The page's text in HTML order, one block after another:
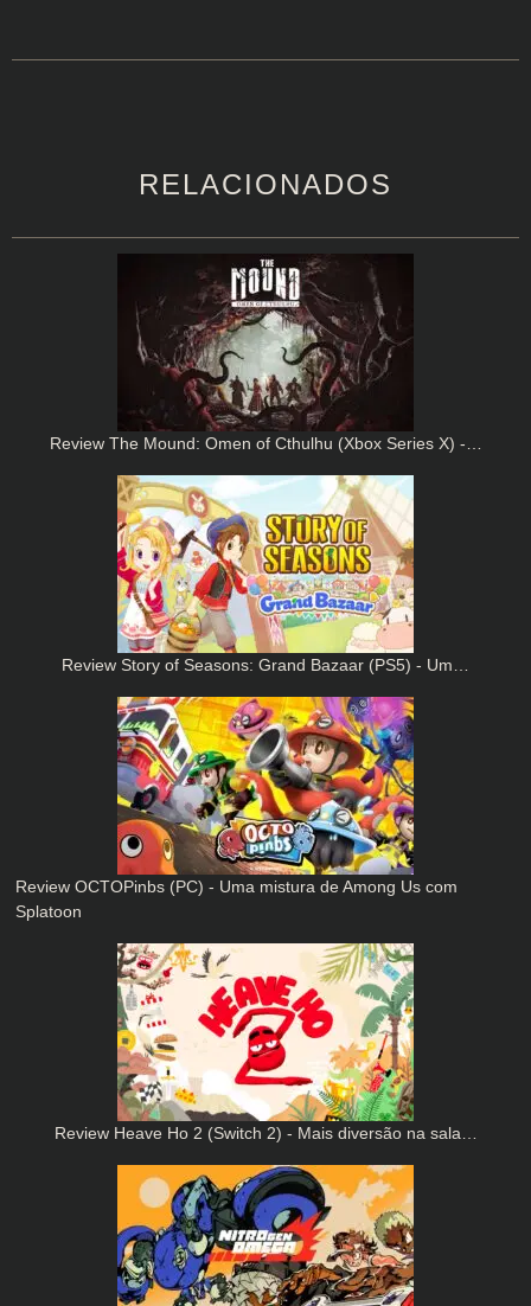
RELACIONADOS
Review The Mound: Omen of Cthulhu (Xbox Series X) -…
Review Story of Seasons: Grand Bazaar (PS5) - Um…
Review OCTOPinbs (PC) - Uma mistura de Among Us com
Splatoon
Review Heave Ho 2 (Switch 2) - Mais diversão na sala…